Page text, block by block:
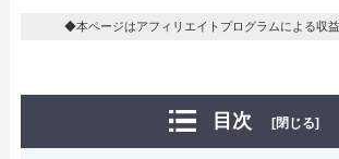
◆本ページはアフィリエイトプログラムによる収益
目次 [閉じる]